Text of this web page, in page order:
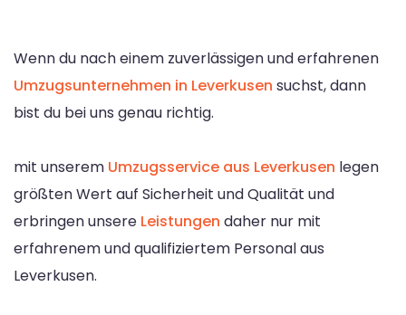
Wenn du nach einem zuverlässigen und erfahrenen
Umzugsunternehmen in Leverkusen suchst, dann
bist du bei uns genau richtig.
mit unserem Umzugsservice aus Leverkusen legen
größten Wert auf Sicherheit und Qualität und
erbringen unsere Leistungen daher nur mit
erfahrenem und qualifiziertem Personal aus
Leverkusen.